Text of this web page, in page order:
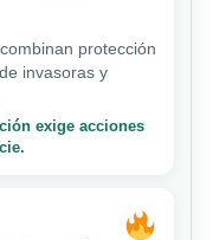
protección
invasoras y
exige acciones